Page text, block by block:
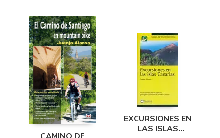
EXCURSIONES EN
LAS ISLAS